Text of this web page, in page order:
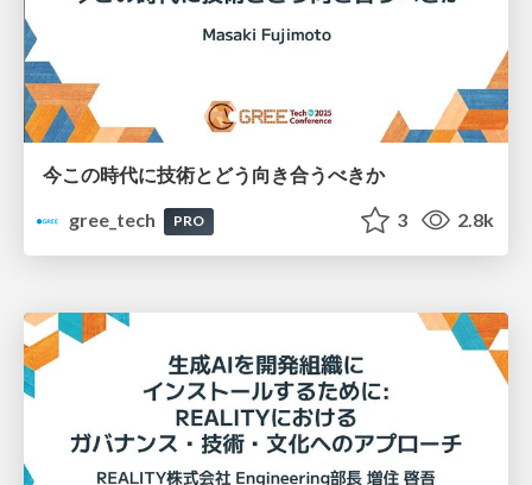
今この時代に技術とどう向き合うべきか
gree_tech
PRO 3 2.8k